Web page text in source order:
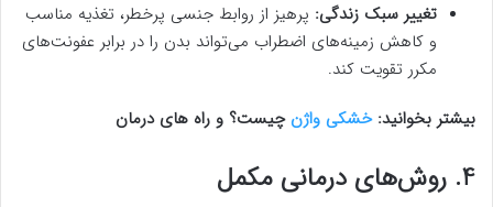
تغییر سبک زندگی: پرهیز از روابط جنسی پرخطر، تغذیه مناسب
و کاهش زمینه‌های اضطراب می‌تواند بدن را در برابر عفونت‌های
مکرر تقویت کند.
بیشتر بخوانید:خشکی واژن چیست؟ و راه های درمان
4. روش‌های درمانی مکمل